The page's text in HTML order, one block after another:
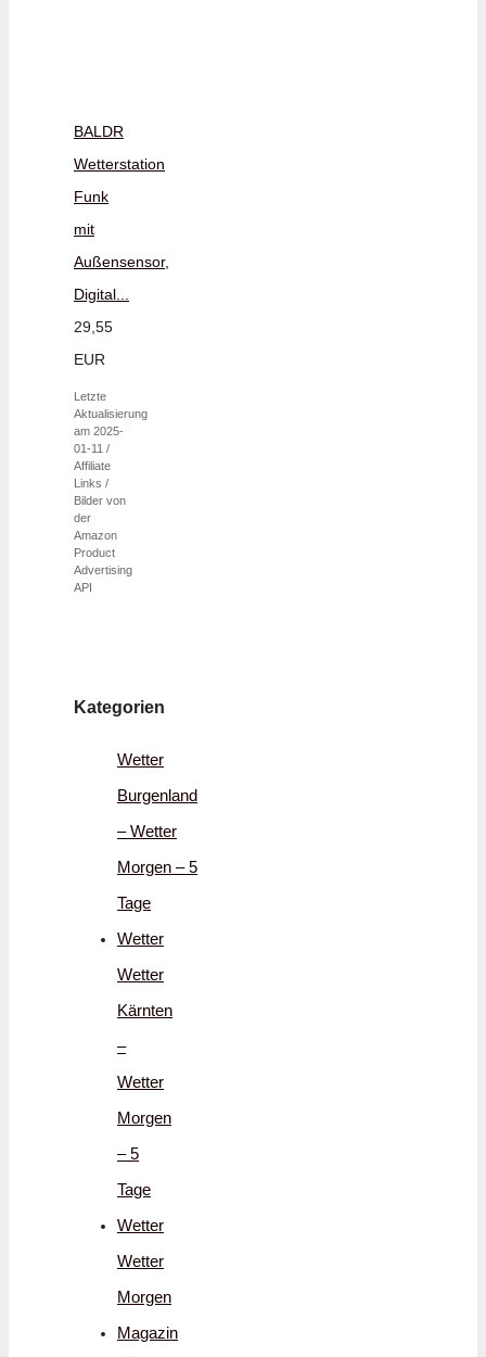
BALDR
Wetterstation
Funk
mit
Außensensor,
Digital...
29,55
EUR
Letzte
Aktualisierung
am 2025-
01-11 /
Affiliate
Links /
Bilder von
der
Amazon
Product
Advertising
API
Kategorien
Wetter
Burgenland
– Wetter
Morgen – 5
Tage
Wetter
Wetter
Kärnten
–
Wetter
Morgen
– 5
Tage
Wetter
Wetter
Morgen
Magazin